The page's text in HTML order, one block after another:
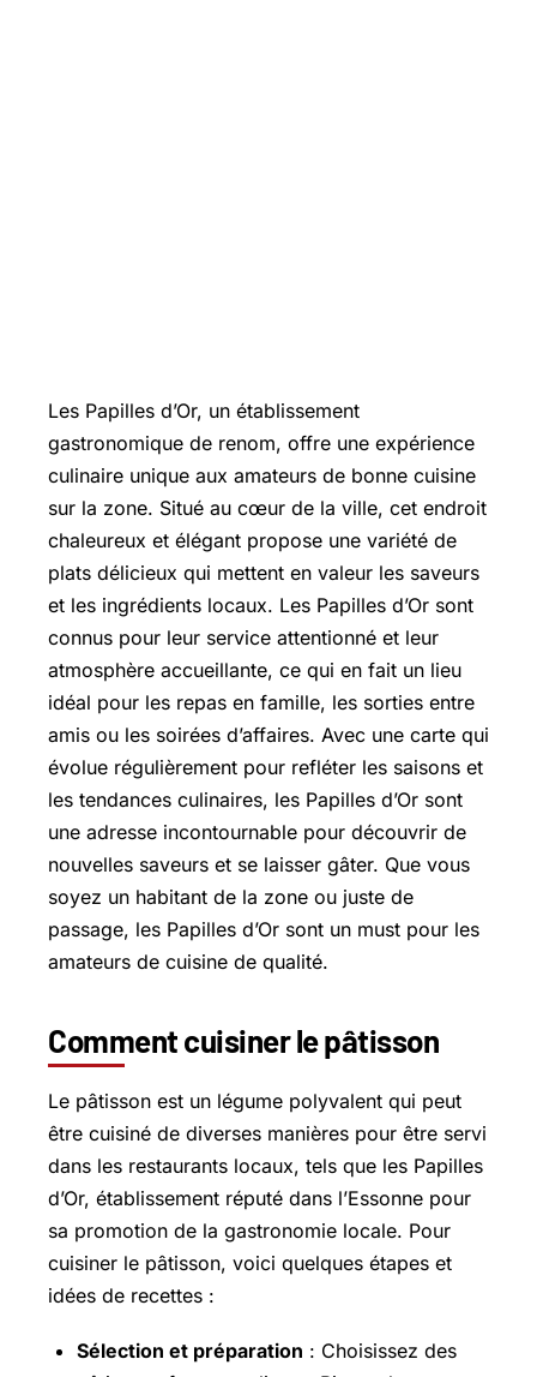
Les Papilles d’Or, un établissement
gastronomique de renom, offre une expérience
culinaire unique aux amateurs de bonne cuisine
sur la zone. Situé au cœur de la ville, cet endroit
chaleureux et élégant propose une variété de
plats délicieux qui mettent en valeur les saveurs
et les ingrédients locaux. Les Papilles d’Or sont
connus pour leur service attentionné et leur
atmosphère accueillante, ce qui en fait un lieu
idéal pour les repas en famille, les sorties entre
amis ou les soirées d’affaires. Avec une carte qui
évolue régulièrement pour refléter les saisons et
les tendances culinaires, les Papilles d’Or sont
une adresse incontournable pour découvrir de
nouvelles saveurs et se laisser gâter. Que vous
soyez un habitant de la zone ou juste de
passage, les Papilles d’Or sont un must pour les
amateurs de cuisine de qualité.
Comment cuisiner le pâtisson
Le pâtisson est un légume polyvalent qui peut
être cuisiné de diverses manières pour être servi
dans les restaurants locaux, tels que les Papilles
d’Or, établissement réputé dans l’Essonne pour
sa promotion de la gastronomie locale. Pour
cuisiner le pâtisson, voici quelques étapes et
idées de recettes :
Sélection et préparation : Choisissez des